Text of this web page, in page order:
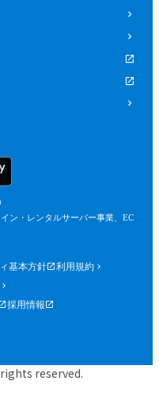
利用規約に違反し
おそれがあると当
加者（参加の申
。）に対し、当
代理人の連絡先
るものを含むが
提出を求めるこ
者はこれに従う
る申込専用ペー
加申込について承
ン・レンタルサーバー事業、EC
基本方針
利用規約
採用情報
reserved.